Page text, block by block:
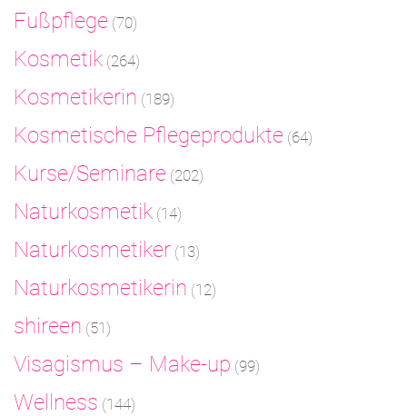
Fußpflege (70)
Kosmetik (264)
Kosmetikerin (189)
Kosmetische Pflegeprodukte (64)
Kurse/Seminare (202)
Naturkosmetik (14)
Naturkosmetiker (13)
Naturkosmetikerin (12)
shireen (51)
Visagismus – Make-up (99)
Wellness (144)